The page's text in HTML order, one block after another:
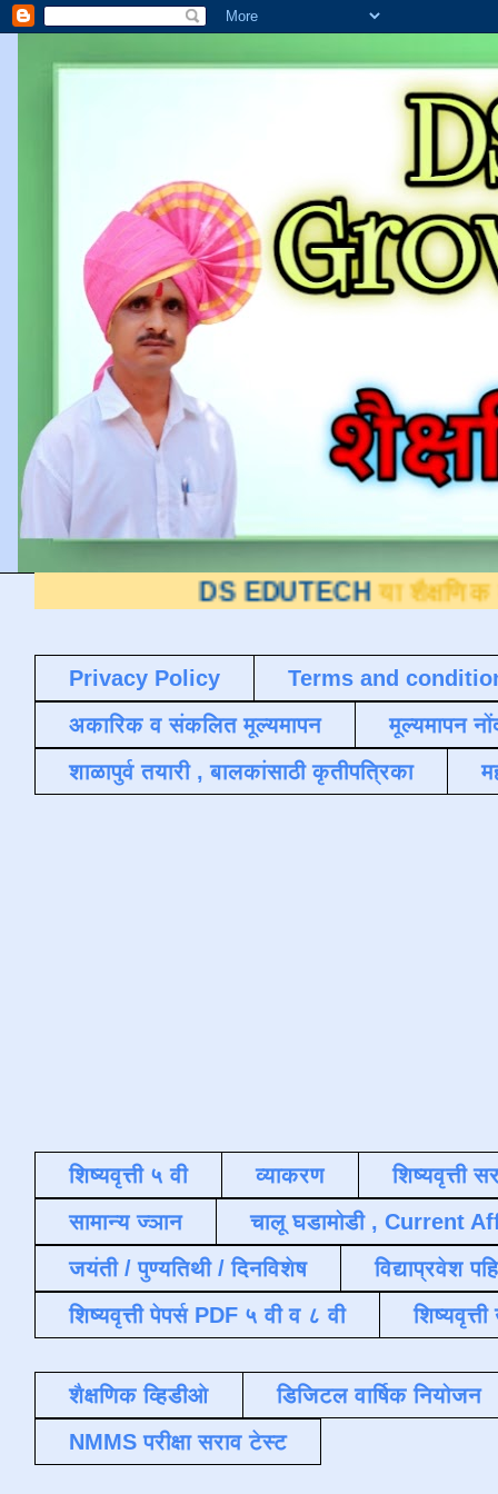
DS EDUTECH या शैक्षणिक ब्लॉगवर
Privacy Policy
Terms and
अकारिक व संकलित मूल्यमापन
मूल्यमापन
शाळापुर्व तयारी , बालकांसाठी कृतीपत्रिका
शिष्यवृत्ती ५ वी व्याकरण
शिष्यवृत्ती
सामान्य ज्ञान
चालू घडामोडी , Current
जयंती / पुण्यतिथी / दिनविशेष
विद्याप्रवेश
शिष्यवृत्ती पेपर्स PDF ५ वी व ८ वी
शैक्षणिक व्हिडीओ
डिजिटल वार्षिक नियोजन
NMMS परीक्षा सराव टेस्ट